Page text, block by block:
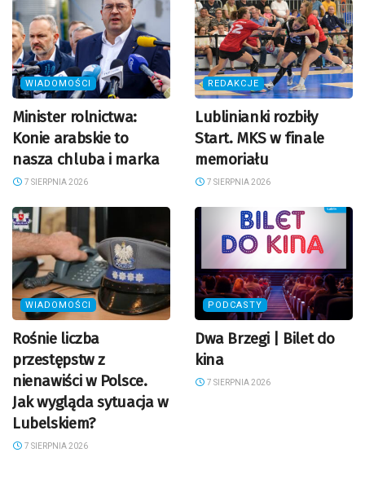
WIADOMOŚCI
Minister rolnictwa:
Konie arabskie to
nasza chluba i marka
7 SIERPNIA 2026
REDAKCJE
Lublinianki rozbiły
Start. MKS w finale
memoriału
7 SIERPNIA 2026
WIADOMOŚCI
Rośnie liczba
przestępstw z
nienawiści w Polsce.
Jak wygląda sytuacja w
Lubelskiem?
7 SIERPNIA 2026
PODCASTY
Dwa Brzegi | Bilet do
kina
7 SIERPNIA 2026